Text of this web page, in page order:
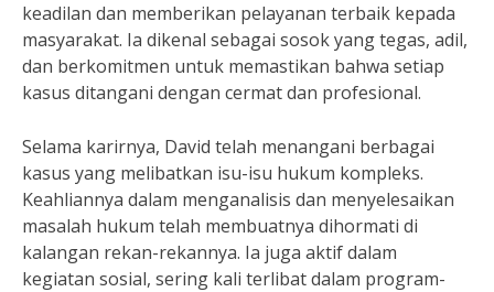
keadilan dan memberikan pelayanan terbaik kepada
masyarakat. Ia dikenal sebagai sosok yang tegas, adil,
dan berkomitmen untuk memastikan bahwa setiap
kasus ditangani dengan cermat dan profesional.
Selama karirnya, David telah menangani berbagai
kasus yang melibatkan isu-isu hukum kompleks.
Keahliannya dalam menganalisis dan menyelesaikan
masalah hukum telah membuatnya dihormati di
kalangan rekan-rekannya. Ia juga aktif dalam
kegiatan sosial, sering kali terlibat dalam program-